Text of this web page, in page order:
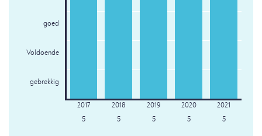
goed
Voldoende
gebrekkig
5 5 5 5 5